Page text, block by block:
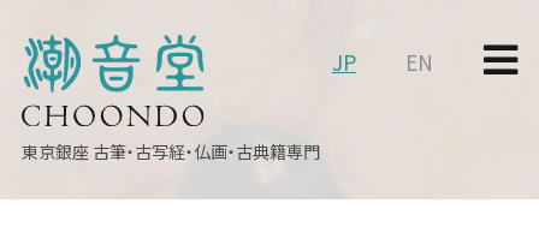
東京銀座 古筆・古写経・仏画・古典籍専門
JP EN